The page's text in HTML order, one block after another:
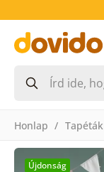
Honlap Tapéták
Újdonság